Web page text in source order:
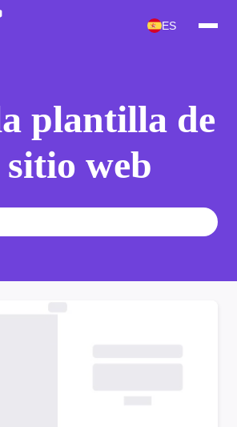
ES
plantilla de
web